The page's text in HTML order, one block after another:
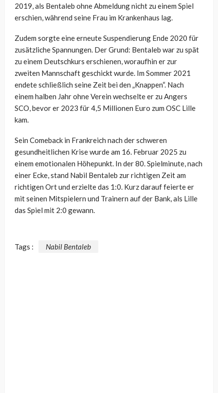
2019, als Bentaleb ohne Abmeldung nicht zu einem Spiel
erschien, während seine Frau im Krankenhaus lag.
Zudem sorgte eine erneute Suspendierung Ende 2020 für
zusätzliche Spannungen. Der Grund: Bentaleb war zu spät
zu einem Deutschkurs erschienen, woraufhin er zur
zweiten Mannschaft geschickt wurde. Im Sommer 2021
endete schließlich seine Zeit bei den „Knappen“. Nach
einem halben Jahr ohne Verein wechselte er zu Angers
SCO, bevor er 2023 für 4,5 Millionen Euro zum OSC Lille
kam.
Sein Comeback in Frankreich nach der schweren
gesundheitlichen Krise wurde am 16. Februar 2025 zu
einem emotionalen Höhepunkt. In der 80. Spielminute, nach
einer Ecke, stand Nabil Bentaleb zur richtigen Zeit am
richtigen Ort und erzielte das 1:0. Kurz darauf feierte er
mit seinen Mitspielern und Trainern auf der Bank, als Lille
das Spiel mit 2:0 gewann.
Tags : Nabil Bentaleb